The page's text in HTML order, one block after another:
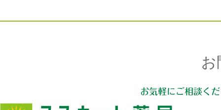
お
お気軽にご相談く